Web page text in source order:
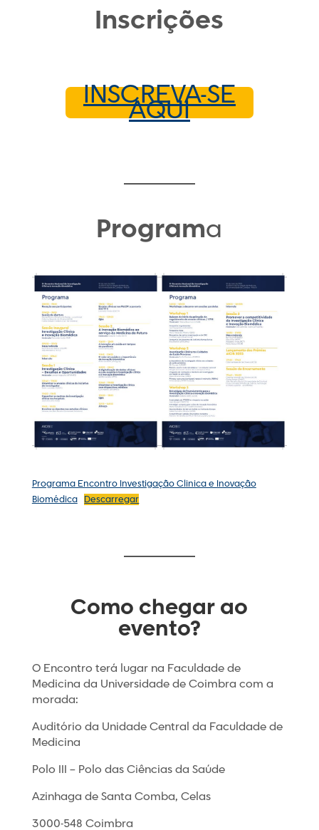
Inscrições
INSCREVA-SE
AQUI
Programa
Programa Encontro Investigação Clinica e Inovação
Biomédica
Descarregar
Como chegar ao
evento?
O Encontro terá lugar na Faculdade de
Medicina da Universidade de Coimbra com a
morada:
Auditório da Unidade Central da Faculdade de
Medicina
Polo III – Polo das Ciências da Saúde
Azinhaga de Santa Comba, Celas
3000-548 Coimbra